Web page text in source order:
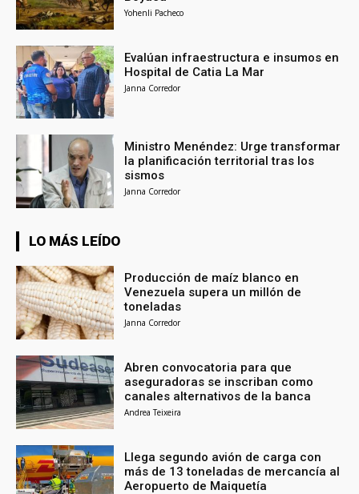
Yohenli Pacheco
Evalúan infraestructura e insumos en
Hospital de Catia La Mar
Janna Corredor
Ministro Menéndez: Urge transformar
la planificación territorial tras los
sismos
Janna Corredor
LO MÁS LEÍDO
Producción de maíz blanco en
Venezuela supera un millón de
toneladas
Janna Corredor
Abren convocatoria para que
aseguradoras se inscriban como
canales alternativos de la banca
Andrea Teixeira
Llega segundo avión de carga con
más de 13 toneladas de mercancía al
Aeropuerto de Maiquetía